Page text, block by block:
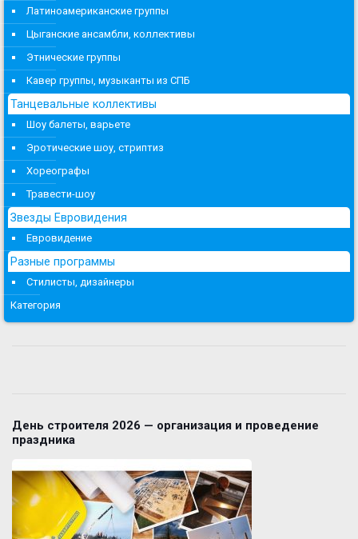
Латиноамериканские группы
Цыганские ансамбли, коллективы
Этнические группы
Кавер группы, музыканты из СПБ
Танцевальные коллективы
Шоу балеты, варьете
Эротические шоу, стриптиз
Хореографы
Травести-шоу
Звезды Евровидения
Евровидение
Разные программы
Стилисты, дизайнеры
Категория
День строителя 2026 — организация и проведение
праздника